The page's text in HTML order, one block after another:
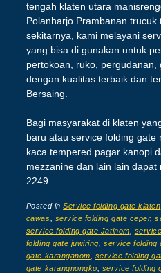
tengah klaten utara
Polanharjo Prambanan
sekitarnya, kami melayani
yang bisa di gunakan untuk
pertokoan, ruko,
dengan kualitas terbaik dan
Bersaing.
Bagi masyarakat di klaten
baru atau service folding gate
kaca tempered pagar kanopi
mezzanine dan lain lain
2249
Posted inService folding gate klaten
cawas
service folding gate ceper,
service folding gate Jatinom
folding gate juwiring
service folding
gate karanganom
service folding
gate karangnongko
service folding